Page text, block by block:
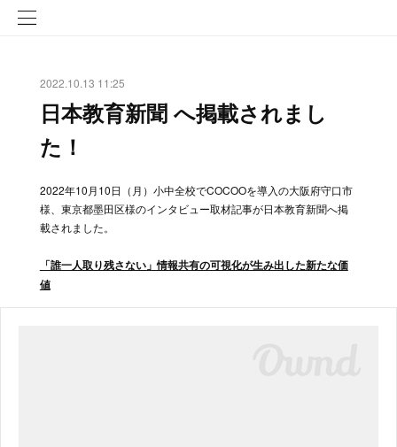
2022.10.13 11:25
日本教育新聞 へ掲載されまし
た！
2022年10月10日（月）小中全校でCOCOOを導入の大阪府守口市
様、東京都墨田区様のインタビュー取材記事が日本教育新聞へ掲
載されました。
「誰一人取り残さない」情報共有の可視化が生み出した新たな価
値